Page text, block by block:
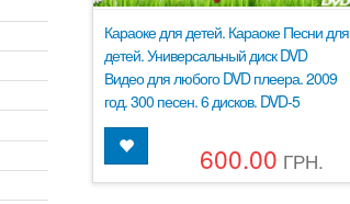
Караоке для детей. Караоке Песни для
детей. Универсальный диск DVD
Видео для любого DVD плеера. 2009
год. 300 песен. 6 дисков. DVD-5
600.00 ГРН.